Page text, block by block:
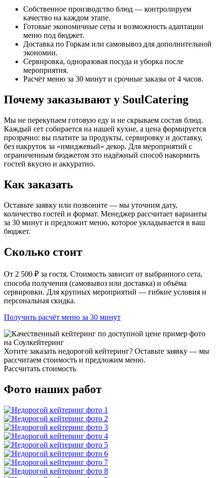
Собственное производство блюд — контролируем
качество на каждом этапе.
Готовые экономичные сеты и возможность адаптации
меню под бюджет.
Доставка по Горкам или самовывоз для дополнительной
экономии.
Сервировка, одноразовая посуда и уборка после
мероприятия.
Расчёт меню за 30 минут и срочные заказы от 4 часов.
Почему заказывают у SoulCatering
Мы не перекупаем готовую еду и не скрываем состав блюд.
Каждый сет собирается на нашей кухне, а цена формируется
прозрачно: вы платите за продукты, сервировку и доставку,
без накруток за «имиджевый» декор. Для мероприятий с
ограниченным бюджетом это надёжный способ накормить
гостей вкусно и аккуратно.
Как заказать
Оставьте заявку или позвоните — мы уточним дату,
количество гостей и формат. Менеджер рассчитает варианты
за 30 минут и предложит меню, которое укладывается в ваш
бюджет.
Сколько стоит
От 2 500 ₽ за гостя. Стоимость зависит от выбранного сета,
способа получения (самовывоз или доставка) и объёма
сервировки. Для крупных мероприятий — гибкие условия и
персональная скидка.
Получить расчёт меню за 30 минут
Хотите заказать недорогой кейтеринг? Оставьте заявку — мы
рассчитаем стоимость и предложим меню.
Рассчитать стоимость
Фото наших работ